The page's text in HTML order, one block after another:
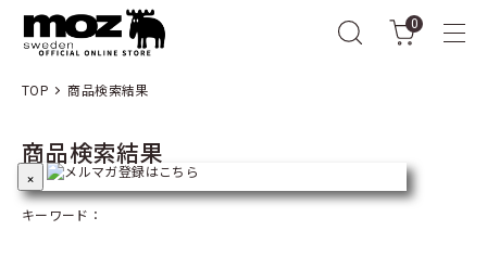
0
TOP 商品検索結果
商品検索結果
キーワード：
×